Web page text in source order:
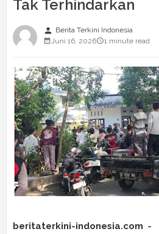
Tak Terhindarkan
person Berita Terkini Indonesia
Juni 16, 2026
1 minute read
beritaterkini-indonesia.com -